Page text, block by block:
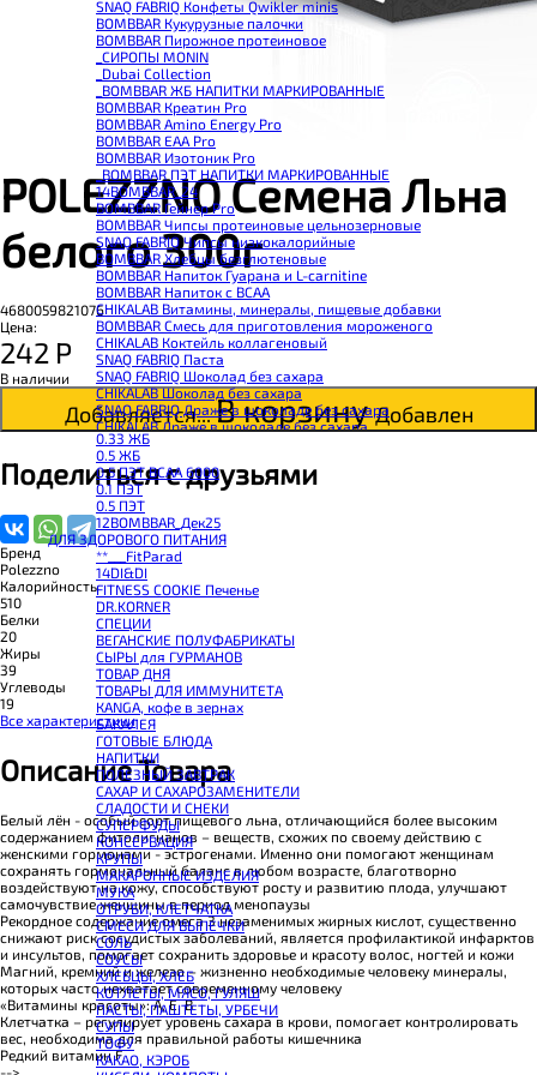
SNAQ FABRIQ Конфеты Qwikler minis
BOMBBAR Кукурузные палочки
BOMBBAR Пирожное протеиновое
_CИРОПЫ MONIN
_Dubai Collection
_BOMBBAR ЖБ НАПИТКИ МАРКИРОВАННЫЕ
BOMBBAR Креатин Pro
BOMBBAR Amino Energy Pro
BOMBBAR EAA Pro
BOMBBAR Изотоник Pro
_BOMBBAR ПЭТ НАПИТКИ МАРКИРОВАННЫЕ
14BOMBBAR_24
BOMBBAR Гейнер Pro
BOMBBAR Чипсы протеиновые цельнозерновые
SNAQ FABRIQ Чипсы низкокалорийные
BOMBBAR Хлебцы безглютеновые
BOMBBAR Напиток Гуарана и L-carnitine
BOMBBAR Напиток с BCAA
CHIKALAB Витамины, минералы, пищевые добавки
BOMBBAR Смесь для приготовления мороженого
CHIKALAB Коктейль коллагеновый
SNAQ FABRIQ Паста
SNAQ FABRIQ Шоколад без сахара
CHIKALAB Шоколад без сахара
SNAQ FABRIQ Драже в шоколаде без сахара
CHIKALAB Драже в шоколаде без сахара
BOMBBAR Каша овсяная с белком
BOMBBAR Джем низкокалорийный
BOMBBAR Сахарозаменитель
BOMBBAR Паста
CHIKALAB Паста
CHIKALAB Смеси для выпечки
BOMBBAR Смеси для выпечки
BOMBBAR Соус
BOMBBAR Сладкий топпинг
BOMBBAR Макароны без глютена Fusilli
SNAQ FABRIQ Панкейк
BOMBBAR Панкейк протеиновый
CHIKALAB Коктейль витаминно-минеральный VitaWHEY
BOMBBAR Коктейль протеиновый Pro
BOMBBAR Коктейль протеиновый
BOMBBAR Коктейль протеиновый Vegan
BOMBBAR Печенье протеиновое Vegan
SNAQ FABRIQ Печенье глазированное Cookie Nuts
SNAQ FABRIQ Печенье овсяное
BOMBBAR Печенье KETO
BOMBBAR Печенье овсяное fitness
BOMBBAR Печенье протеиновое
CHIKALAB Печенье бисквитное Chika Biscuit
CHIKALAB Печенье протеиновое в шоколаде без сахара Chikapie
BOMBBAR Печенье низкокалорийное
BOMBBAR Батончик протеиновый злаковый
CHIKALAB Батончик-мюсли
BOMBBAR Батончик протеиновый в шоколаде
BOMBBAR Батончик протеиновый Crunch
CHIKALAB Батончик с нугой
BOMBBAR Батончик протеиновый ореховый
BOMBBAR Батончик KETO
CHIKALAB Батончик протеиновый Chika Layers
BOMBBAR Батончик протеиновый Vegan
BOMBBAR Батончик протеиновый Slim
CHIKALAB Батончик протеиновый Chikabar
BOMBBAR Батончик протеиновый
BOMBBAR Батончик-мюсли
0.33 ЖБ
0.5 ЖБ
0.5 ПЭТ ВСАА 6000
0.1 ПЭТ
0.5 ПЭТ
12BOMBBAR_Дек25
ДЛЯ ЗДОРОВОГО ПИТАНИЯ
**___FitParad
14DI&DI
FITNESS COOKIE Печенье
DR.KORNER
СПЕЦИИ
ВЕГАНСКИЕ ПОЛУФАБРИКАТЫ
СЫРЫ для ГУРМАНОВ
TОВАР ДНЯ
TОВАРЫ ДЛЯ ИММУНИТЕТА
КANGA, кофе в зернах
БАКАЛЕЯ
ГОТОВЫЕ БЛЮДА
НАПИТКИ
ПОЛЕЗНЫЙ ЗАВТРАК
САХАР И САХАРОЗАМЕНИТЕЛИ
СЛАДОСТИ И СНЕКИ
СУПЕРФУДЫ
КОНСЕРВАЦИЯ
КРУПЫ
МАКАРОННЫЕ ИЗДЕЛИЯ
МУКА
ОТРУБИ, КЛЕТЧАТКА
СМЕСИ ДЛЯ ВЫПЕЧКИ
СОЛЬ
СОУСЫ
ХЛЕБЦЫ, ХЛЕБ
КОТЛЕТЫ, МЯСО, ГУЛЯШ
ПАСТЫ, ПАШТЕТЫ, УРБЕЧИ
СУПЫ
ТОФУ
КАКАО, КЭРОБ
POLEZZNO Семена Льна
белого 300г
4680059821076
Цена:
242 Р
В наличии
Добавляется...В корзинуДобавлен
Поделиться с друзьями
Бренд
Polezzno
Калорийность
510
Белки
20
Жиры
39
Углеводы
19
Все характеристики
Описание Товара
Белый лён - особый сорт пищевого льна, отличающийся более высоким
содержанием фитолигнанов – веществ, схожих по своему действию с
женскими гормонами - эстрогенами. Именно они помогают женщинам
сохранять гормональный баланс в любом возрасте, благотворно
воздействуют на кожу, способствуют росту и развитию плода, улучшают
самочувствие женщины в период менопаузы
Рекордное содержание омега 3 незаменимых жирных кислот, существенно
снижают риск сосудистых заболеваний, является профилактикой инфарктов
и инсультов, помогает сохранить здоровье и красоту волос, ногтей и кожи
Магний, кремний и железо – жизненно необходимые человеку минералы,
которых часто нехватает современному человеку
«Витамины красоты»: А, Е, В
Клетчатка – регулирует уровень сахара в крови, помогает контролировать
вес, необходима для правильной работы кишечника
Редкий витамин F
-->